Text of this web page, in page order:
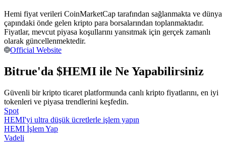
Kopya Tüccarı Olun
Kâr paylaşımı ve kopya ticaret komisyonlarının tadını çıkarın
Hemi fiyat verileri CoinMarketCap tarafından sağlanmakta ve dünya
çapındaki önde gelen kripto para borsalarından toplanmaktadır.
Fiyatlar, mevcut piyasa koşullarını yansıtmak için gerçek zamanlı
olarak güncellenmektedir.
Official Website
Bitrue'da $HEMI ile Ne Yapabilirsiniz
Güvenli bir kripto ticaret platformunda canlı kripto fiyatlarını, en iyi
tokenleri ve piyasa trendlerini keşfedin.
Spot
HEMI'yi ultra düşük ücretlerle işlem yapın
HEMI İşlem Yap
Vadeli